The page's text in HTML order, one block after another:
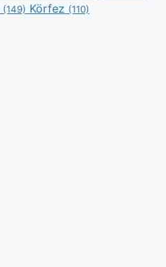
(149) Körfez (110)